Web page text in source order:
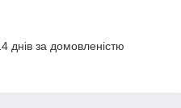
днів за домовленістю